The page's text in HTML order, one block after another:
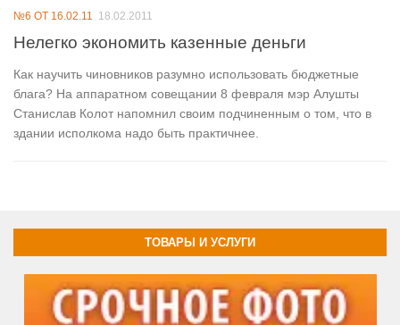
№6 ОТ 16.02.11 18.02.2011
Нелегко экономить казенные деньги
Как научить чиновников разумно использовать бюджетные
блага? На аппаратном совещании 8 февраля мэр Алушты
Станислав Колот напомнил своим подчиненным о том, что в
здании исполкома надо быть практичнее.
ТОВАРЫ И УСЛУГИ